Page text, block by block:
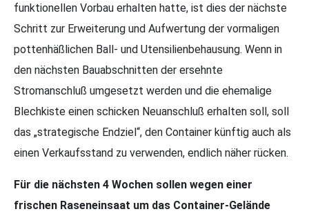
funktionellen Vorbau erhalten hatte, ist dies der nächste
Schritt zur Erweiterung und Aufwertung der vormaligen
pottenhäßlichen Ball- und Utensilienbehausung. Wenn in
den nächsten Bauabschnitten der ersehnte
Stromanschluß umgesetzt werden und die ehemalige
Blechkiste einen schicken Neuanschluß erhalten soll, soll
das „strategische Endziel“, den Container künftig auch als
einen Verkaufsstand zu verwenden, endlich näher rücken.
Für die nächsten 4 Wochen sollen wegen einer
frischen Raseneinsaat um das Container-Gelände